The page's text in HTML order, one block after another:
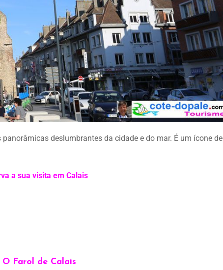
deslumbrantes da cidade e do mar. É um ícone de
a sua visita em Calais
O Farol de Calais